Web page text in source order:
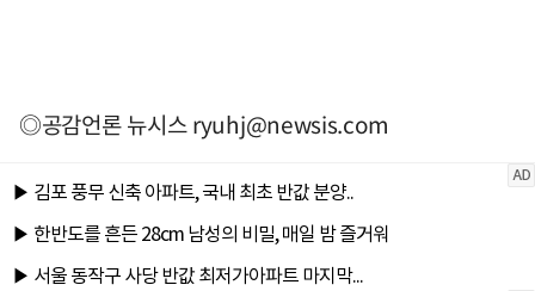
◎공감언론 뉴시스ryuhj@newsis.com